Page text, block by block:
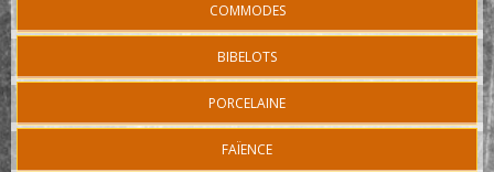
COMMODES
BIBELOTS
PORCELAINE
FAÏENCE